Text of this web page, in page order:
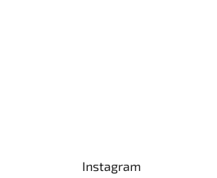
Instagram